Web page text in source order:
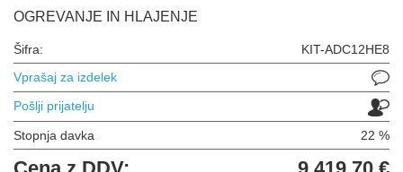
OGREVANJE IN HLAJENJE
Šifra:
KIT-ADC12HE8
Vprašaj za izdelek
Pošlji prijatelju
Stopnja davka 22 %